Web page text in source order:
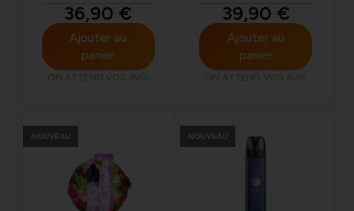
36,90 €
Ajouter au
panier
39,90 €
Ajouter au
panier
NOUVEAU NOUVEAU